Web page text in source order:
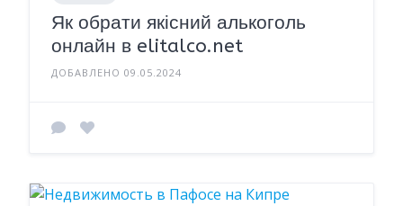
Як обрати якісний алькоголь
онлайн в elitalco.net
ДОБАВЛЕНО 09.05.2024